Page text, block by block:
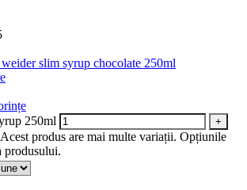
250ml
Acest produs are mai multe variații. Opțiunile
produsului.